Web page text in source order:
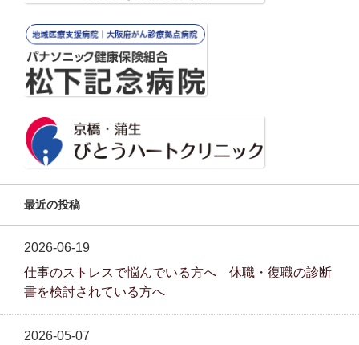
最近の投稿
2026-06-19
仕事のストレスで悩んでいる方へ 休職・復職の診断
書を検討されている方へ
2026-05-07